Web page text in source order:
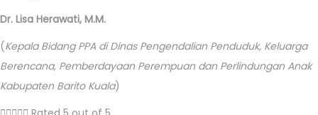
Dr. Lisa Herawati, M.M.
(Kepala Bidang PPA di Dinas Pengendalian Penduduk, Keluarga
Berencana, Pemberdayaan Perempuan dan Perlindungan Anak
Kabupaten Barito Kuala)